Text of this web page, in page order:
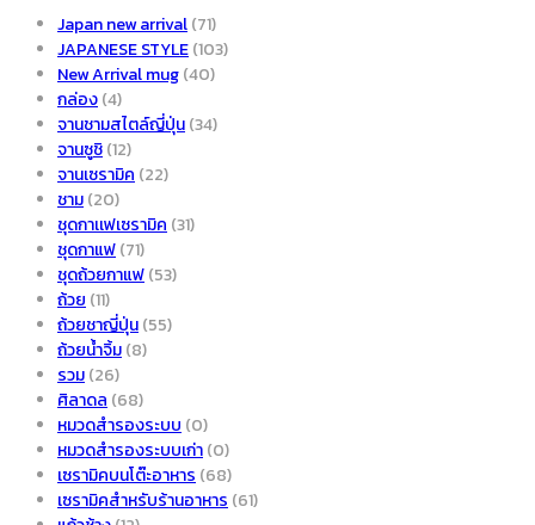
Japan new arrival(71)
JAPANESE STYLE(103)
New Arrival mug(40)
กล่อง(4)
จานชามสไตล์ญี่ปุ่น(34)
จานซูชิ(12)
จานเซรามิค(22)
ชาม(20)
ชุดกาเเฟเซรามิค(31)
ชุดกาแฟ(71)
ชุดถ้วยกาแฟ(53)
ถ้วย(11)
ถ้วยชาญี่ปุ่น(55)
ถ้วยน้ำจิ้ม(8)
รวม(26)
ศิลาดล(68)
หมวดสำรองระบบ(0)
หมวดสำรองระบบเก่า(0)
เซรามิคบนโต๊ะอาหาร(68)
เซรามิคสำหรับร้านอาหาร(61)